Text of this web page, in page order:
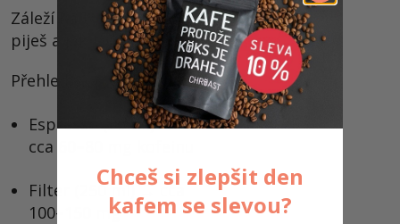
Záleží na tom, co
piješ a jak to připravíš.
Přehledně:
Espresso (30 ml) →
cca 60–80 mg kofeinu
Filter (250 ml) → cca
100–150 mg
Chceš si zlepšit den
kafem se slevou?